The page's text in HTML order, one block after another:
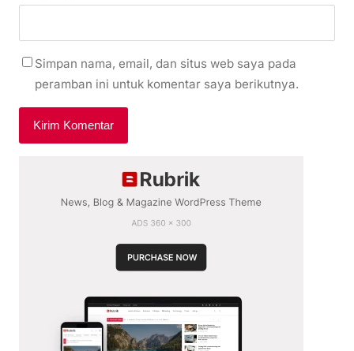
Simpan nama, email, dan situs web saya pada
peramban ini untuk komentar saya berikutnya.